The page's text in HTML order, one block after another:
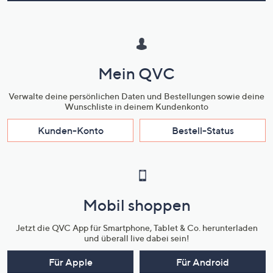
Mein QVC
Verwalte deine persönlichen Daten und Bestellungen sowie deine
Wunschliste in deinem Kundenkonto
Kunden-Konto Bestell-Status
Mobil shoppen
Jetzt die QVC App für Smartphone, Tablet & Co. herunterladen
und überall live dabei sein!
Für Apple Für Android